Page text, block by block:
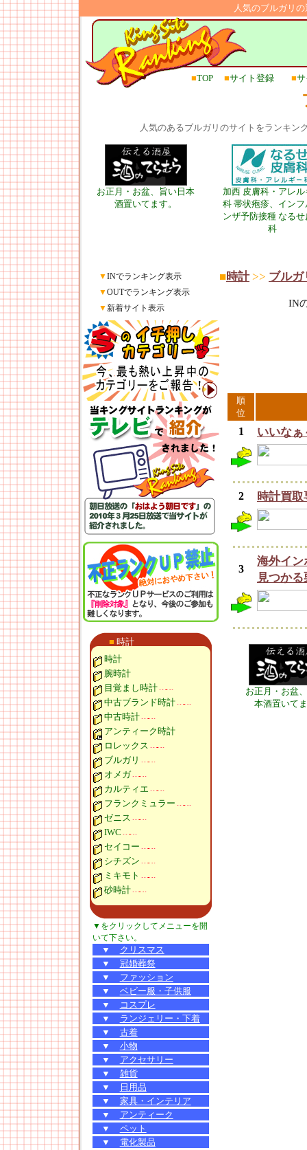
人気のブルガリ
■TOP ■サイト登録 ■
人気のあるブルガリのサイトをランキン
お正月・お盆、旨い日本
酒置いてます。
加西 皮膚科・アレル
科 帯状疱疹、インフ
ンザ予防接種 なるせ
科
▼INでランキング表示
▼OUTでランキング表示
▼新着サイト表示
■ 時計
時計
腕時計
目覚まし時計
中古ブランド時計
中古時計
アンティーク時計
ロレックス
ブルガリ
オメガ
カルティエ
フランクミュラー
ゼニス
IWC
セイコー
シチズン
ミキモト
砂時計
▼をクリックしてメニューを開
いて下さい。
▼
クリスマス
▼
冠婚葬祭
▼
ファッション
▼
ベビー服・子供服
▼
コスプレ
▼
ランジェリー・下着
▼
古着
▼
小物
▼
アクセサリー
▼
雑貨
▼
日用品
▼
家具・インテリア
▼
アンティーク
▼
ペット
▼
電化製品
■時計 >> ブルガ
IN
順
位
1 いいな
2 時計買
3
海外イン
見つか
お正月・お盆
本酒置いて